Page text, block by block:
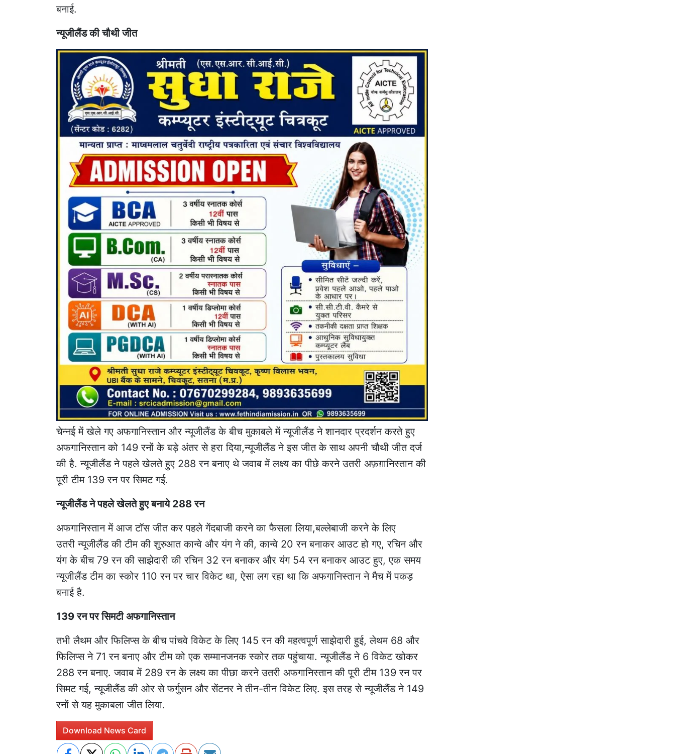
बनाई.
न्यूजीलैंड की चौथी जीत
चेन्नई में खेले गए अफगानिस्तान और न्यूजीलैंड के बीच मुकाबले में न्यूजीलैंड ने शानदार प्रदर्शन करते हुए
अफगानिस्तान को 149 रनों के बड़े अंतर से हरा दिया,न्यूजीलैंड ने इस जीत के साथ अपनी चौथी जीत दर्ज
की है. न्यूजीलैंड ने पहले खेलते हुए 288 रन बनाए थे जवाब में लक्ष्य का पीछे करने उतरी अफ़ग़ानिस्तान की
पूरी टीम 139 रन पर सिमट गई.
न्यूजीलैंड ने पहले खेलते हुए बनाये 288 रन
अफगानिस्तान में आज टॉस जीत कर पहले गेंदबाजी करने का फैसला लिया,बल्लेबाजी करने के लिए
उतरी न्यूजीलैंड की टीम की शुरुआत कान्वे और यंग ने की, कान्वे 20 रन बनाकर आउट हो गए, रचिन और
यंग के बीच 79 रन की साझेदारी की रचिन 32 रन बनाकर और यंग 54 रन बनाकर आउट हुए, एक समय
न्यूजीलैंड टीम का स्कोर 110 रन पर चार विकेट था, ऐसा लग रहा था कि अफगानिस्तान ने मैच में पकड़
बनाई है.
139 रन पर सिमटी अफगानिस्तान
तभी लैथम और फिलिप्स के बीच पांचवे विकेट के लिए 145 रन की महत्वपूर्ण साझेदारी हुई, लेथम 68 और
फिलिप्स ने 71 रन बनाए और टीम को एक सम्मानजनक स्कोर तक पहुंचाया. न्यूजीलैंड ने 6 विकेट खोकर
288 रन बनाए. जवाब में 289 रन के लक्ष्य का पीछा करने उतरी अफगानिस्तान की पूरी टीम 139 रन पर
सिमट गई, न्यूजीलैंड की ओर से फर्गुसन और सेंटनर ने तीन-तीन विकेट लिए. इस तरह से न्यूजीलैंड ने 149
रनों से यह मुकाबला जीत लिया.
Download News Card